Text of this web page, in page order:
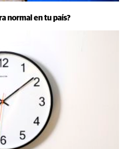
normal en tu país?